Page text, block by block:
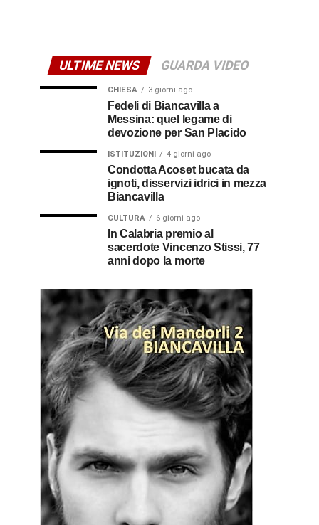
ULTIME NEWS GUARDA VIDEO
CHIESA 3 giorni ago
Fedeli di Biancavilla a
Messina: quel legame di
devozione per San Placido
ISTITUZIONI 4 giorni ago
Condotta Acoset bucata da
ignoti, disservizi idrici in mezza
Biancavilla
CULTURA 6 giorni ago
In Calabria premio al
sacerdote Vincenzo Stissi, 77
anni dopo la morte